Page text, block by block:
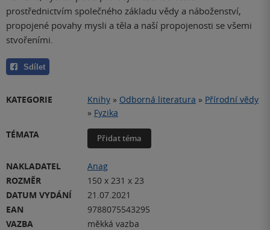
prostřednictvím společného základu vědy a náboženství,
propojené povahy mysli a těla a naší propojenosti se všemi
stvořeními.
Sdílet
KATEGORIE Knihy » Odborná literatura » Přírodní vědy
» Fyzika
TÉMATA
Přidat téma
NAKLADATEL
Anag
ROZMĚR
150 x 231 x 23
DATUM VYDÁNÍ
21.07.2021
EAN
9788075543295
VAZBA
měkká vazba